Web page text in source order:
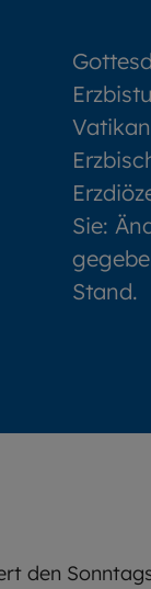
Sie:
Stand.
den